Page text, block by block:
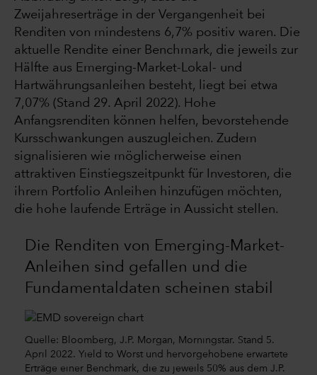
Zweijahreserträge in der Vergangenheit bei
Renditen von mindestens 6,7% positiv waren. Die
aktuelle Rendite einer Benchmark, die jeweils zur
Hälfte aus Emerging-Market-Lokal- und
Hartwährungsanleihen besteht, liegt bei etwa
7,07% (Stand 29. April 2022). Hohe
Anfangsrenditen können helfen, bevorstehende
Kursschwankungen auszugleichen. Zudem
signalisieren wie möglicherweise einen
attraktiven Einstiegszeitpunkt für Investoren, die
ihrem Portfolio Anleihen hinzufügen möchten,
die hohe laufende Erträge in Aussicht stellen.
Die Renditen von Emerging-Market-
Anleihen sind gefallen und die
Fundamentaldaten scheinen stabil
Quelle: Bloomberg, J.P. Morgan, Morningstar. Stand 5.
April 2022. Yield to Worst und hervorgehobene erwartete
Erträge einer Benchmark, die zu jeweils 50% aus dem J.P.